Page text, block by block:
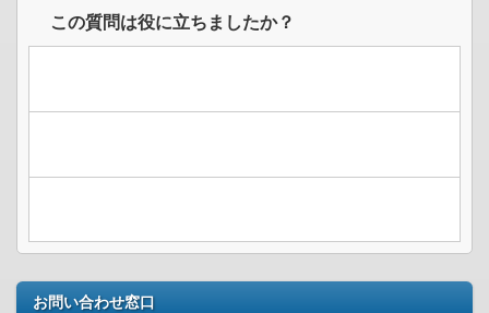
この質問は役に立ちましたか？
お問い合わせ窓口